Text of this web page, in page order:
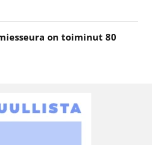
on toiminut 80